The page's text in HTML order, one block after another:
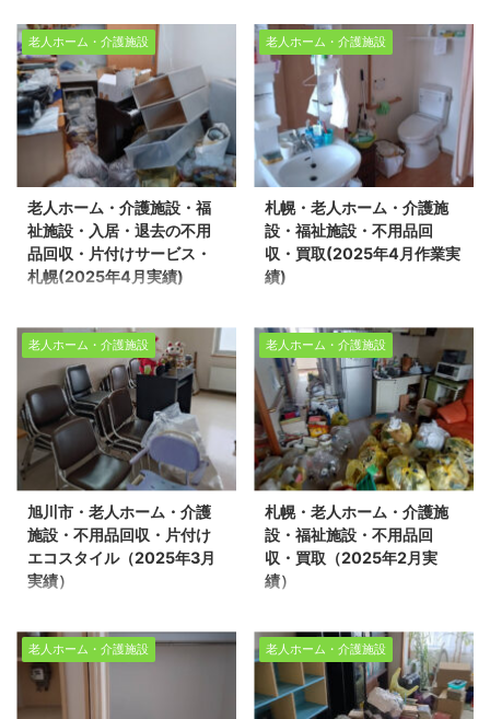
気軽にご相談ください。
今回は、札幌市豊平区に
ある老人ホームにて、入
退去に伴う不用品回収と
お部屋の片付け作業を行
いました。 スタッフ5名
/ 作業時間4時間 / 老人ホ
ーム1LDK 生活応援エコ
スタイルには数多くの不
用品回収や遺品整理の実
品整理の実績がありま
す。今回は、札幌市中央
区の老人ホームで片付け
作業をさせて頂きまし
た。 ※スタッフ1名/作業
時間30分/老人ホーム1R
不用品回収や遺品整理、
生前整理のご依頼は、ぜ
ひ「生活応援エコスタイ
ル」へお任せくだ ...
片付け・札幌(2025年4
月実績) 生活応援エコス
タイルでは不用品回収・
遺品整理・家の片付けを
行っております。今回
は、札幌市豊平区の老人
ホームで片付け作業をさ
せて頂きました。※スタ
ッフ5名/作業時間3時間/
老人ホーム2LDK 売却物
は、どうぞ私たちにお任
せください。経験豊富で
信頼できるスタッフが、
お客様のご希望に寄り添
い、安心していただける
サービスを提供いたしま
す。 お客様一人ひとりの
想いに応える丁寧な対応
で、生活空間 ...
福祉施設・入居・退去の
不用品回収・片付けサー
ビス(2025年4月実績) 生
活応援エコスタイルでは
不用品回収・遺品整理・
家の片付けを行っており
ます。今回は、札幌市中
央区の老人ホームで片付
け作業をさせて頂きまし
た。※スタッフ4名/作業
時間2時間/老人ホーム
不用品回収、遺品整理に
関するお悩みは、どうぞ
私たちにお任せくださ
い。経験豊富で信頼でき
るスタッフが、お客様の
ご希望に寄り添い、安心
していただけるサービス
を提供いたします。 お客
様一人ひとりの想いに応
える丁寧な対 ...
老人ホーム・介護施設
老人ホーム・介護施設・福
祉施設・入居・退去の不用
品回収・片付けサービス・
札幌(2025年4月実績)
福祉施設・入居・退去の
不用品回収・片付けサー
ビス・札幌(2025年4月
実績) 北海道全域で、家
の不用品回収や売却に伴
う片付け、遺品整理、生
前整理をサポートしてい
る「生活応援エコスタイ
ル」です。 道北、道南、
道央、道東、どの地域で
も対応可能ですので、お
今回は、札幌市豊平区の
老人ホームで片付け作業
をさせて頂きました。ス
老人ホーム・介護施設
札幌・老人ホーム・介護施
設・福祉施設・不用品回
収・買取(2025年4月作業実
績)
施設・福祉施設・不用品
回収・買取(2025年4月
作業実績) 生活応援エコ
スタイルでは不用品回
収・遺品整理・家の片付
けを行っております。今
回は、札幌市南区の老人
ホームで片付け作業をさ
せて頂きました。エコス
タイルでは老人ホーム・
介護施設・福祉施設様か
実績がございます。 ※ス
タッフ3名/作業時間1時
間/老人ホーム1R 売却物
老人ホーム・介護施設
旭川市・老人ホーム・介護
施設・不用品回収・片付け
エコスタイル（2025年3月
実績）
護施設・不用品回収・片
付けエコスタイル
（2025年3月実績） 生
老人ホーム・介護施設
札幌・老人ホーム・介護施
設・福祉施設・不用品回
収・買取（2025年2月実
績）
施設・福祉施設・不用品
回収・買取（2025年2月
実績） 生活応援エコスタ
老人ホーム・介護施設 老人ホーム・介護施設